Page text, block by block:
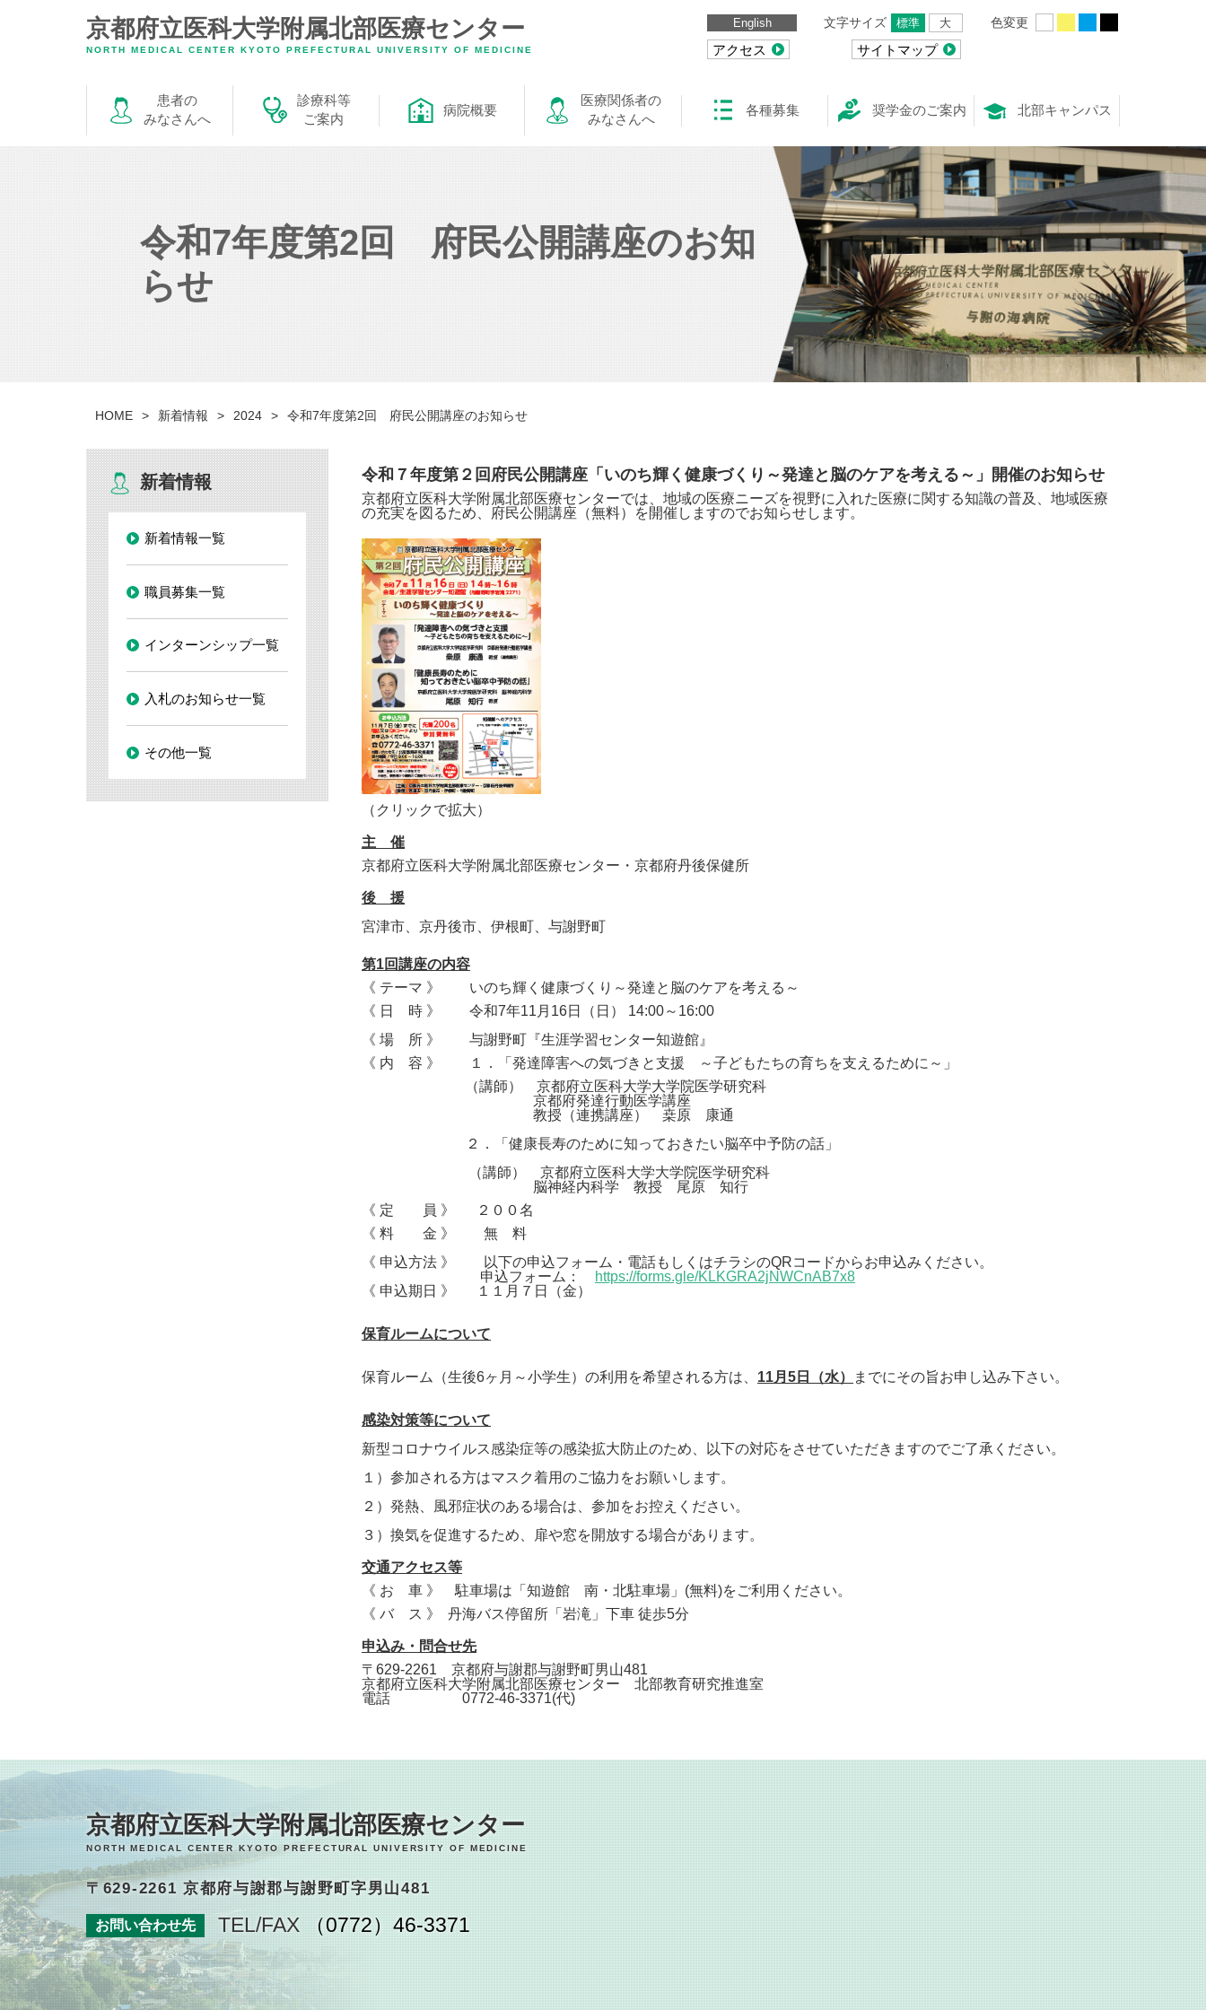
京都府立医科大学附属北部医療センター
NORTH MEDICAL CENTER KYOTO PREFECTURAL UNIVERSITY OF MEDICINE
English 文字サイズ 標準 大 色変更
アクセス サイトマップ
患者の
みなさんへ
診療科等
ご案内
病院概要
医療関係者の
みなさんへ
各種募集 奨学金のご案内 北部キャンパス
令和7年度第2回 府民公開講座のお知
らせ
HOME 新着情報 2024 令和7年度第2回 府民公開講座のお知らせ
新着情報
新着情報一覧
職員募集一覧
インターンシップ一覧
入札のお知らせ一覧
その他一覧
令和７年度第２回府民公開講座「いのち輝く健康づくり～発達と脳のケアを考える～」開催のお知らせ
京都府立医科大学附属北部医療センターでは、地域の医療ニーズを視野に入れた医療に関する知識の普及、地域医療
の充実を図るため、府民公開講座（無料）を開催しますのでお知らせします。
（クリックで拡大）
主 催
京都府立医科大学附属北部医療センター・京都府丹後保健所
後 援
宮津市、京丹後市、伊根町、与謝野町
第1回講座の内容
《 テーマ 》 いのち輝く健康づくり～発達と脳のケアを考える～
《 日 時 》 令和7年11月16日（日） 14:00～16:00
《 場 所 》 与謝野町『生涯学習センター知遊館』
《 内 容 》 １．「発達障害への気づきと支援 ～子どもたちの育ちを支えるために～」
（講師） 京都府立医科大学大学院医学研究科
京都府発達行動医学講座
教授（連携講座） 桒原 康通
２．「健康長寿のために知っておきたい脳卒中予防の話」
（講師） 京都府立医科大学大学院医学研究科
脳神経内科学 教授 尾原 知行
《 定 員 》 ２００名
《 料 金 》 無 料
《 申込方法 》 以下の申込フォーム・電話もしくはチラシのQRコードからお申込みください。
申込フォーム：
https://forms.gle/KLKGRA2jNWCnAB7x8
《 申込期日 》 １１月７日（金）
保育ルームについて
保育ルーム（生後6ヶ月～小学生）の利用を希望される方は、 11月5日（水） までにその旨お申し込み下さい。
感染対策等について
新型コロナウイルス感染症等の感染拡大防止のため、以下の対応をさせていただきますのでご了承ください。
１）参加される方はマスク着用のご協力をお願いします。
２）発熱、風邪症状のある場合は、参加をお控えください。
３）換気を促進するため、扉や窓を開放する場合があります。
交通アクセス等
《 お 車 》 駐車場は「知遊館 南・北駐車場」(無料)をご利用ください。
《 バ ス 》 丹海バス停留所「岩滝」下車 徒歩5分
申込み・問合せ先
〒629-2261 京都府与謝郡与謝野町男山481
京都府立医科大学附属北部医療センター 北部教育研究推進室
電話 0772-46-3371(代)
京都府立医科大学附属北部医療センター
NORTH MEDICAL CENTER KYOTO PREFECTURAL UNIVERSITY OF MEDICINE
〒629-2261 京都府与謝郡与謝野町字男山481
お問い合わせ先 TEL/FAX（0772）46-3371